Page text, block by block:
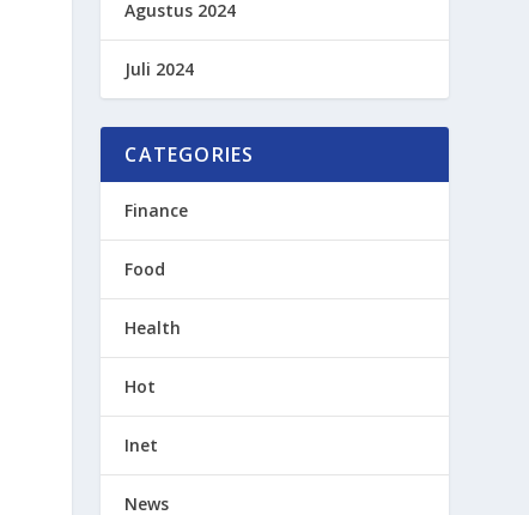
Agustus 2024
Juli 2024
CATEGORIES
Finance
Food
Health
Hot
Inet
News